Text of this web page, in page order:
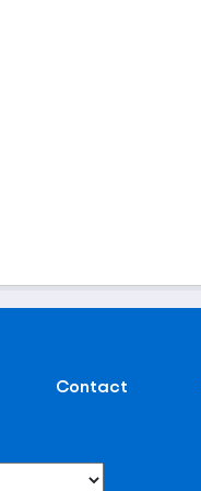
Contact